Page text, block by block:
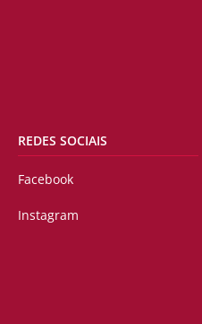
REDES SOCIAIS
Facebook
Instagram